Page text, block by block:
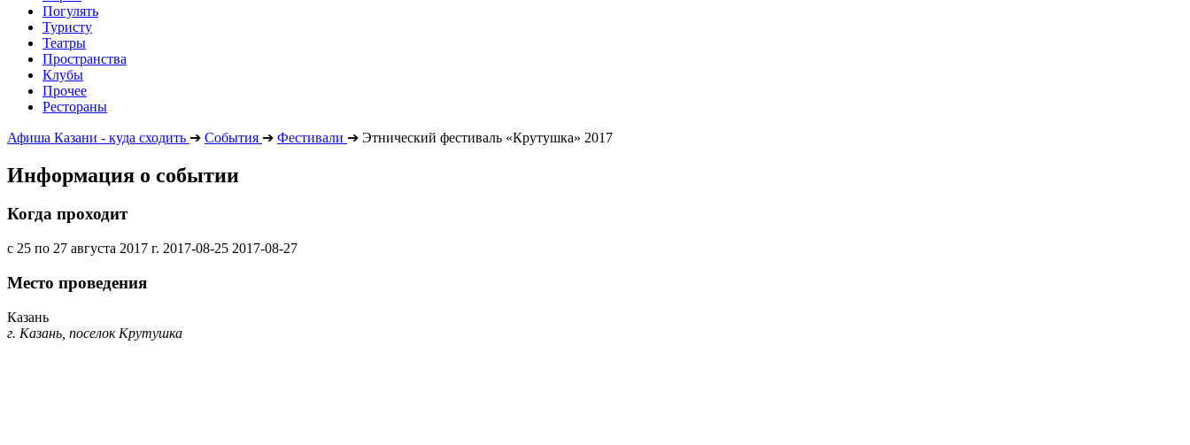
Погулять
Туристу
Театры
Пространства
Клубы
Прочее
Рестораны
Афиша Казани - куда сходить ➔ События ➔ Фестивали ➔ Этнический фестиваль «Крутушка» 2017
Информация о событии
Когда проходит
с 25 по 27 августа 2017 г. 2017-08-25 2017-08-27
Место проведения
Казань
г. Казань, поселок Крутушка